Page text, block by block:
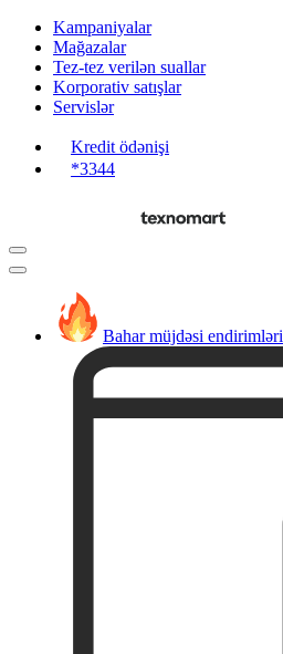
Kampaniyalar
Mağazalar
Tez-tez verilən suallar
Korporativ satışlar
Servislər
Kredit ödənişi
*3344
Bahar müjdəsi endirimləri